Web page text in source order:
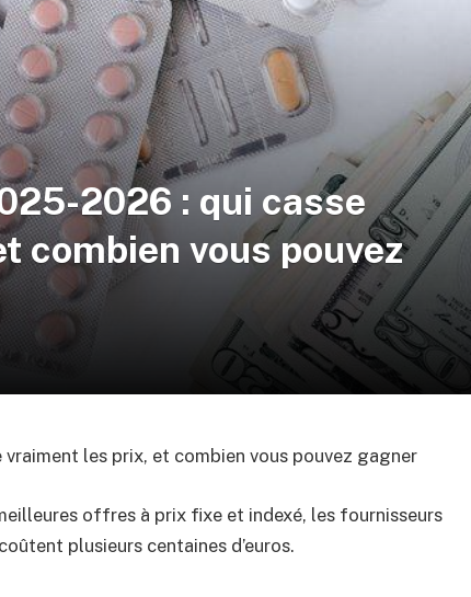
2026 : qui casse
combien vous pouvez
les prix, et combien vous pouvez gagner
offres à prix fixe et indexé, les fournisseurs
plusieurs centaines d’euros.